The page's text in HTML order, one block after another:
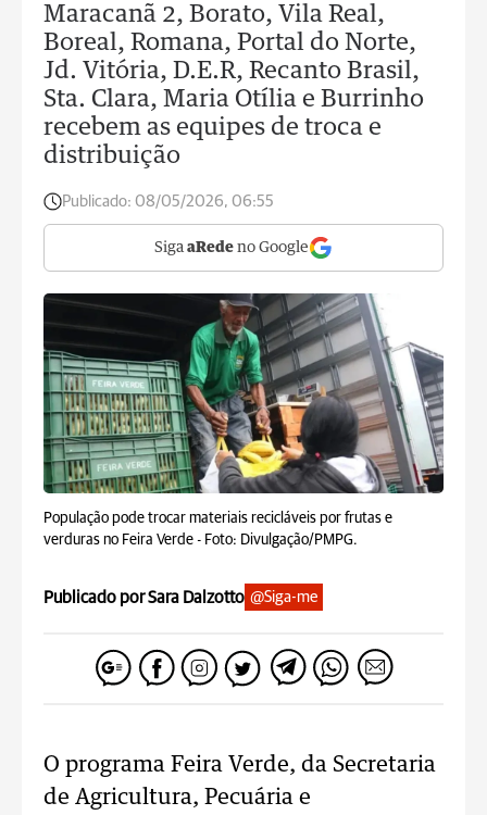
Maracanã 2, Borato, Vila Real,
Boreal, Romana, Portal do Norte,
Jd. Vitória, D.E.R, Recanto Brasil,
Sta. Clara, Maria Otília e Burrinho
recebem as equipes de troca e
distribuição
Publicado: 08/05/2026, 06:55
Siga aRede no Google
População pode trocar materiais recicláveis por frutas e
verduras no Feira Verde - Foto: Divulgação/PMPG.
Publicado por Sara Dalzotto @Siga-me
O programa Feira Verde, da Secretaria
de Agricultura, Pecuária e